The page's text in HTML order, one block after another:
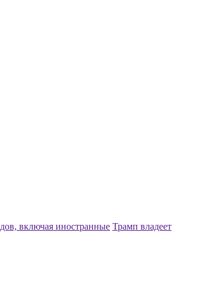
включая иностранные Трамп владеет